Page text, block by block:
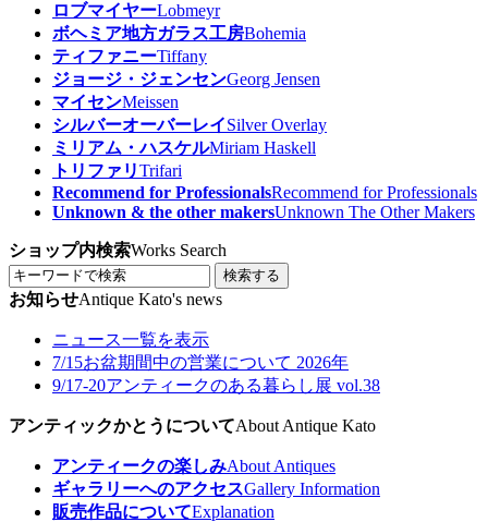
ロブマイヤーLobmeyr
ボヘミア地方ガラス工房Bohemia
ティファニーTiffany
ジョージ・ジェンセンGeorg Jensen
マイセンMeissen
シルバーオーバーレイSilver Overlay
ミリアム・ハスケルMiriam Haskell
トリファリTrifari
Recommend for ProfessionalsRecommend for Professionals
Unknown & the other makersUnknown The Other Makers
ショップ内検索Works Search
検索する
お知らせAntique Kato's news
ニュース一覧を表示
7/15お盆期間中の営業について 2026年
9/17-20アンティークのある暮らし展 vol.38
アンティックかとうについてAbout Antique Kato
アンティークの楽しみAbout Antiques
ギャラリーへのアクセスGallery Information
販売作品についてExplanation